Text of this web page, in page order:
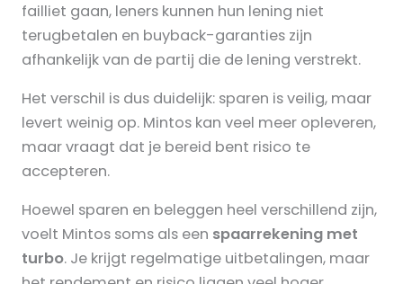
failliet gaan, leners kunnen hun lening niet
terugbetalen en buyback-garanties zijn
afhankelijk van de partij die de lening verstrekt.
Het verschil is dus duidelijk: sparen is veilig, maar
levert weinig op. Mintos kan veel meer opleveren,
maar vraagt dat je bereid bent risico te
accepteren.
Hoewel sparen en beleggen heel verschillend zijn,
voelt Mintos soms als een spaarrekening met
turbo. Je krijgt regelmatige uitbetalingen, maar